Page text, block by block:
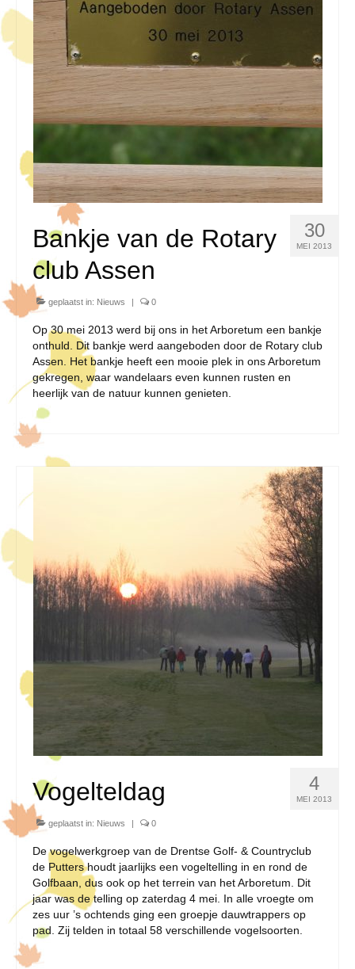
30
MEI 2013
Bankje van de Rotary
club Assen
geplaatst in: Nieuws | 0
Op 30 mei 2013 werd bij ons in het Arboretum een bankje
onthuld. Dit bankje werd aangeboden door de Rotary club
Assen. Het bankje heeft een mooie plek in ons Arboretum
gekregen, waar wandelaars even kunnen rusten en
heerlijk van de natuur kunnen genieten.
4
MEI 2013
Vogelteldag
geplaatst in: Nieuws | 0
De vogelwerkgroep van de Drentse Golf- & Countryclub
de Putters houdt jaarlijks een vogeltelling in en rond de
Golfbaan, dus ook op het terrein van het Arboretum. Dit
jaar was de telling op zaterdag 4 mei. In alle vroegte om
zes uur ’s ochtends ging een groepje dauwtrappers op
pad. Zij telden in totaal 58 verschillende vogelsoorten.